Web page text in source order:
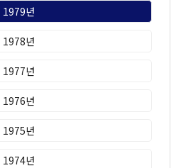
1979년
1978년
1977년
1976년
1975년
1974년